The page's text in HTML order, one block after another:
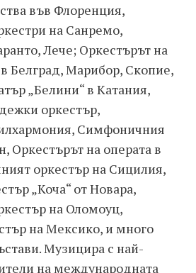
във Флоренция,
на Санремо,
Лече; Оркестърът на
Белград, Марибор, Скопие,
„Белини“ в Катания,
оркестър,
Симфоничния
Оркестърът на операта в
оркестър на Сицилия,
„Коча“ от Новара,
на Оломоуц,
на Мексико, и много
Музицира с най-
на международната